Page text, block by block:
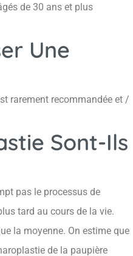
de 30 ans et plus
Une
rarement recommandée et /
Sont-Ils
pas le processus de
tard au cours de la vie.
la moyenne. On estime que
de la paupière